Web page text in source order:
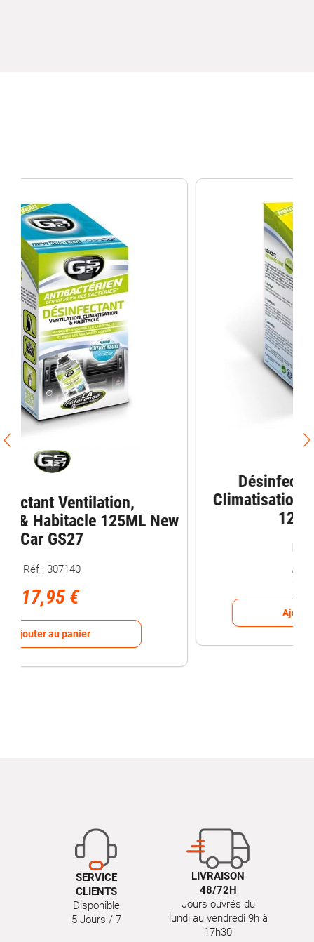
Désinfectant Ventilation,
Climatisation & Habitacle Monoï
SERVICE
CLIENTS
Disponible
5 Jours / 7
LIVRAISON
48/72H
Jours ouvrés du
lundi au vendredi 9h à
17h30